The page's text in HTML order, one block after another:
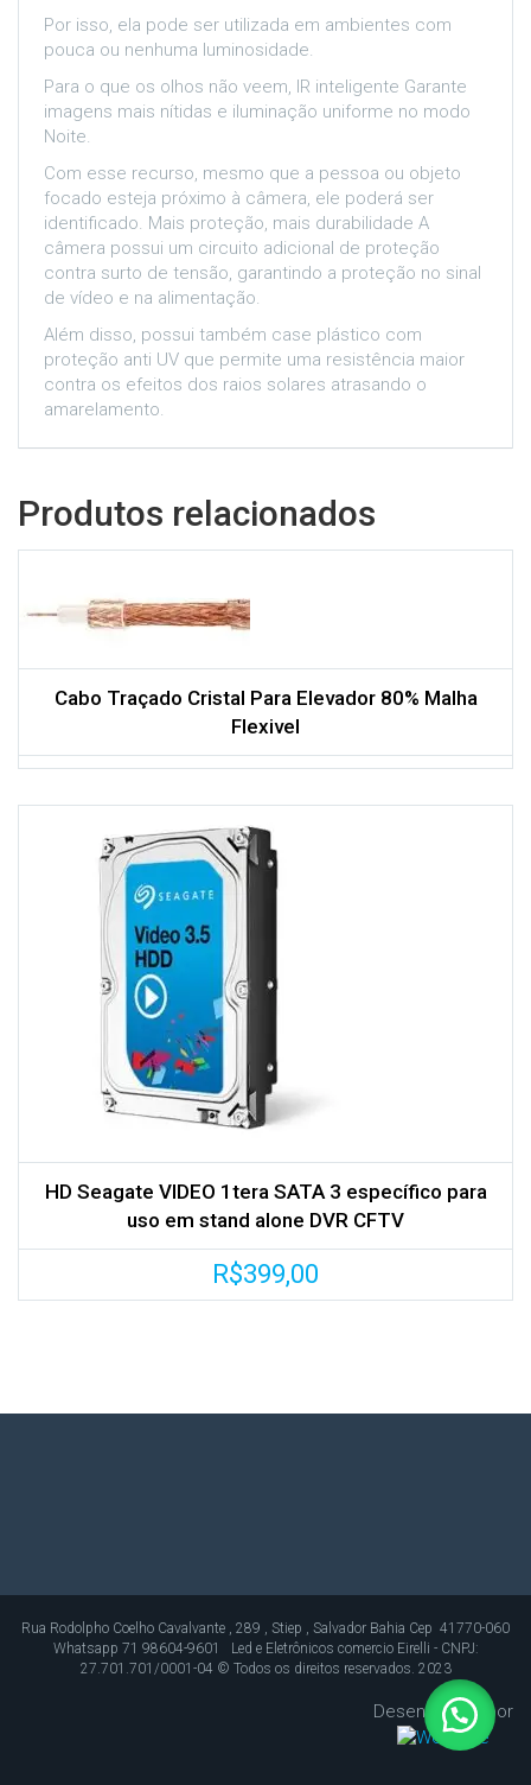
Por isso, ela pode ser utilizada em ambientes com
pouca ou nenhuma luminosidade.
Para o que os olhos não veem, IR inteligente Garante
imagens mais nítidas e iluminação uniforme no modo
Noite.
Com esse recurso, mesmo que a pessoa ou objeto
focado esteja próximo à câmera, ele poderá ser
identificado. Mais proteção, mais durabilidade A
câmera possui um circuito adicional de proteção
contra surto de tensão, garantindo a proteção no sinal
de vídeo e na alimentação.
Além disso, possui também case plástico com
proteção anti UV que permite uma resistência maior
contra os efeitos dos raios solares atrasando o
amarelamento.
Produtos relacionados
Cabo Traçado Cristal Para Elevador 80% Malha
Flexivel
HD Seagate VIDEO 1tera SATA 3 específico para
uso em stand alone DVR CFTV
R$399,00
Rua Rodolpho Coelho Cavalvante , 289 , Stiep , Salvador Bahia Cep 41770-060
Whatsapp 71 98604-9601 Led e Eletrônicos comercio Eirelli - CNPJ:
27.701.701/0001-04 © Todos os direitos reservados. 2023
Desenvolvido por